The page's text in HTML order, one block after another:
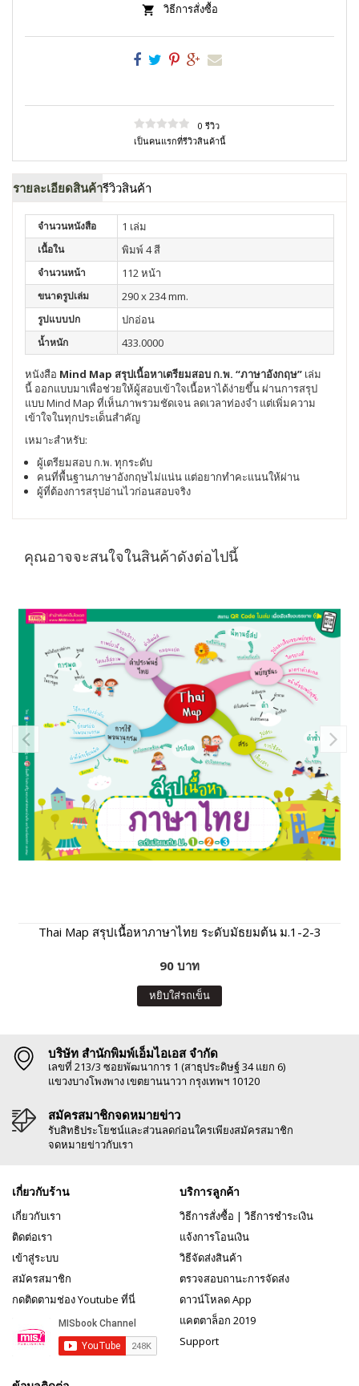
วิธีการสั่งซื้อ
0 รีวิว
เป็นคนแรกที่รีวิวสินค้านี้
รายละเอียดสินค้ารีวิวสินค้า
จำนวนหนังสือ 1 เล่ม
เนื้อใน พิมพ์ 4 สี
จำนวนหน้า 112 หน้า
ขนาดรูปเล่ม 290 x 234 mm.
รูปแบบปก ปกอ่อน
น้ำหนัก 433.0000
หนังสือ Mind Map สรุปเนื้อหาเตรียมสอบ ก.พ. “ภาษาอังกฤษ” เล่ม
นี้ ออกแบบมาเพื่อช่วยให้ผู้สอบเข้าใจเนื้อหาได้ง่ายขึ้น ผ่านการสรุป
แบบ Mind Map ที่เห็นภาพรวมชัดเจน ลดเวลาท่องจำ แต่เพิ่มความ
เข้าใจในทุกประเด็นสำคัญ
เหมาะสำหรับ:
ผู้เตรียมสอบ ก.พ. ทุกระดับ
คนที่พื้นฐานภาษาอังกฤษไม่แน่น แต่อยากทำคะแนนให้ผ่าน
ผู้ที่ต้องการสรุปอ่านไวก่อนสอบจริง
คุณอาจจะสนใจในสินค้าดังต่อไปนี้
Thai Map สรุปเนื้อหาภาษาไทย ระดับมัธยมต้น ม.1-2-3
90 บาท
หยิบใส่รถเข็น
บริษัท สำนักพิมพ์เอ็มไอเอส จำกัด
เลขที่ 213/3 ซอยพัฒนาการ 1 (สาธุประดิษฐ์ 34 แยก 6)
แขวงบางโพงพาง เขตยานนาวา กรุงเทพฯ 10120
สมัครสมาชิกจดหมายข่าว
รับสิทธิประโยชน์และส่วนลดก่อนใครเพียงสมัครสมาชิก
จดหมายข่าวกับเรา
เกี่ยวกับร้าน
เกี่ยวกับเรา
ติดต่อเรา
เข้าสู่ระบบ
สมัครสมาชิก
กดติดตามช่อง Youtube ที่นี่
บริการลูกค้า
วิธีการสั่งซื้อ | วิธีการชำระเงิน
แจ้งการโอนเงิน
วิธีจัดส่งสินค้า
ตรวจสอบถานะการจัดส่ง
ดาวน์โหลด App
แคตตาล็อก 2019
Support